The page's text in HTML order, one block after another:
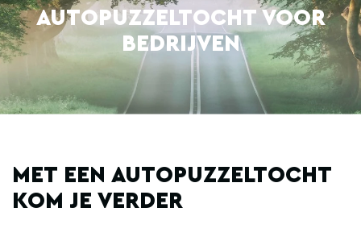
AUTOPUZZELTOCHT VOOR
BEDRIJVEN
MET EEN AUTOPUZZELTOCHT
KOM JE VERDER